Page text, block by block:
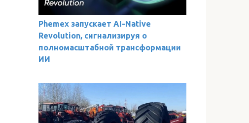
Phemex запускает AI-Native
Revolution, сигнализируя о
полномасштабной трансформации
ИИ